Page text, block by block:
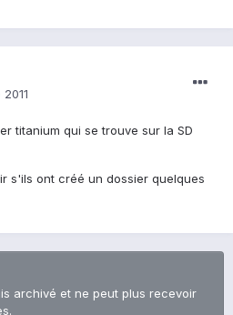
titanium qui se trouve sur la SD
s'ils ont créé un dossier quelques
archivé et ne peut plus recevoir